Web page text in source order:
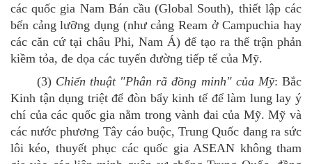
các quốc gia Nam Bán cầu (Global South), thiết lập các
bến cảng lưỡng dụng (như cảng Ream ở Campuchia hay
các căn cứ tại châu Phi, Nam Á) để tạo ra thế trận phản
kiềm tỏa, đe dọa các tuyến đường tiếp tế của Mỹ.
(3) Chiến thuật "Phân rã đồng minh" của Mỹ: Bắc
Kinh tận dụng triệt để đòn bẩy kinh tế để làm lung lay ý
chí của các quốc gia nằm trong vành đai của Mỹ. Mỹ và
các nước phương Tây cáo buộc,Trung Quốc đang ra sức
lôi kéo, thuyết phục các quốc gia ASEAN không tham